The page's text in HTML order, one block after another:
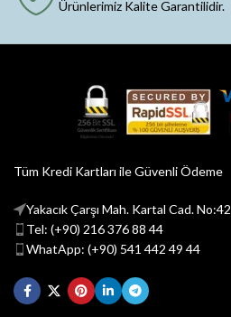
Ürünlerimiz Kalite Garantilidir.
Tüm Kredi Kartları ile Güvenli Ödeme
Yakacık Çarşı Mah. Kartal Cad. No:42
Tel: (+90) 216 376 88 44
WhatApp: (+90) 541 442 49 44